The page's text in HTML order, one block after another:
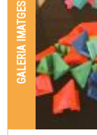
GALERIA IMATGES